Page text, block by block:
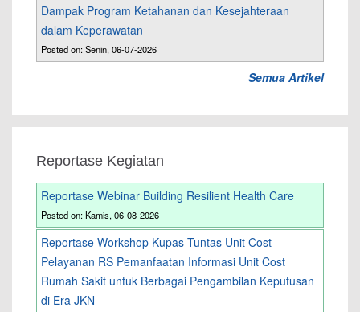
Dampak Program Ketahanan dan Kesejahteraan
dalam Keperawatan
Posted on: Senin, 06-07-2026
Semua Artikel
Reportase Kegiatan
Reportase Webinar Building Resilient Health Care
Posted on: Kamis, 06-08-2026
Reportase Workshop Kupas Tuntas Unit Cost
Pelayanan RS Pemanfaatan Informasi Unit Cost
Rumah Sakit untuk Berbagai Pengambilan Keputusan
di Era JKN